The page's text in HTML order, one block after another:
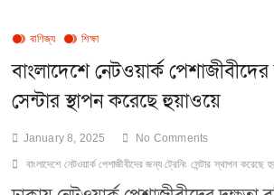
বাণিজ্য শিক্ষা
বাংলাদেশে নেটওয়ার্ক পেশাজীবীদের
সেন্টার স্থাপন করেছে হুয়াওয়ে
January 8, 2025 No Comments
বাংলাদেশে নেটওয়ার্ক পেশাজীবীদের জন্য ট্রেনিং সেন্টার স্থাপন করেছে